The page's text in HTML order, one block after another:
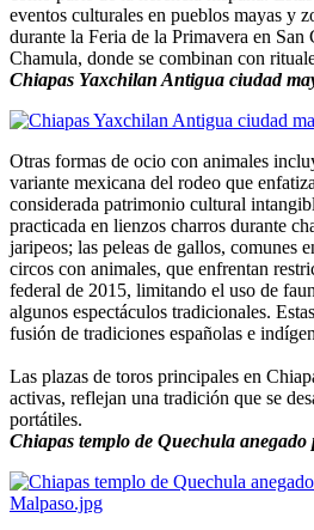
eventos culturales en pueblos mayas y
durante la Feria de la Primavera en San
Chamula, donde se combinan con
Chiapas Yaxchilan Antigua ciudad
Otras formas de ocio con animales
variante mexicana del rodeo que
considerada patrimonio cultural
practicada en lienzos charros durante
jaripeos; las peleas de gallos, comunes
circos con animales, que enfrentan
federal de 2015, limitando el uso de
algunos espectáculos tradicionales.
fusión de tradiciones españolas e
Las plazas de toros principales en
activas, reflejan una tradición que se
portátiles.
Chiapas templo de Quechula